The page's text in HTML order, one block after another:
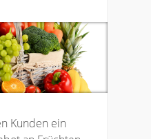
Kunden ein